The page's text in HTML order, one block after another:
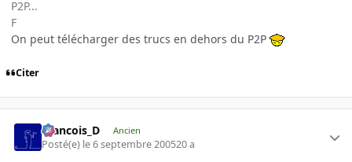
P2P...
F
On peut télécharger des trucs en dehors du P2P
Citer
Francois_D Ancien
Posté(e) le 6 septembre 200520 a